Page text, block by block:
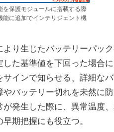
を保護モジュールに搭載する際
能に追加でインテリジェント機
り生じたバッテリーパッ
た基準値を下回った場合
インで知らせる、詳細な
バッテリー切れを未然に
発生した際に、異常温度
期把握にも役立つ。